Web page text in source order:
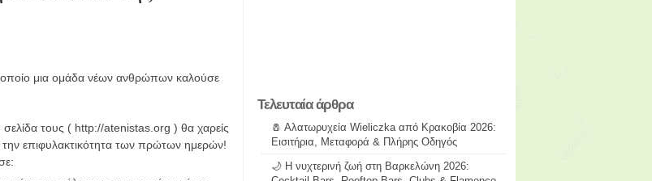
μια ομάδα νέων ανθρώπων καλούσε
τους ( http://atenistas.org ) θα χαρείς
την επιφυλακτικότητα των πρώτων ημερών!
Τελευταία άρθρα
🧂 Αλατωρυχεία Wieliczka από Κρακοβία 2026:
Εισιτήρια, Μεταφορά & Πλήρης Οδηγός
🌙 Η νυχτερινή ζωή στη Βαρκελώνη 2026: